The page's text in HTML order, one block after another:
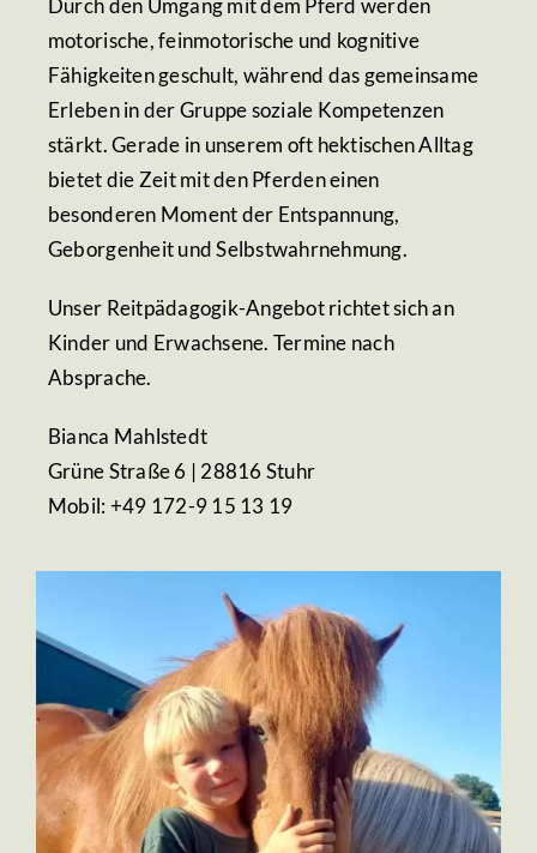
Durch den Umgang mit dem Pferd werden
motorische, feinmotorische und kognitive
Fähigkeiten geschult, während das gemeinsame
Erleben in der Gruppe soziale Kompetenzen
stärkt. Gerade in unserem oft hektischen Alltag
bietet die Zeit mit den Pferden einen
besonderen Moment der Entspannung,
Geborgenheit und Selbstwahrnehmung.
Unser Reitpädagogik-Angebot richtet sich an
Kinder und Erwachsene. Termine nach
Absprache.
Bianca Mahlstedt
Grüne Straße 6 | 28816 Stuhr
Mobil: +49 172-9 15 13 19